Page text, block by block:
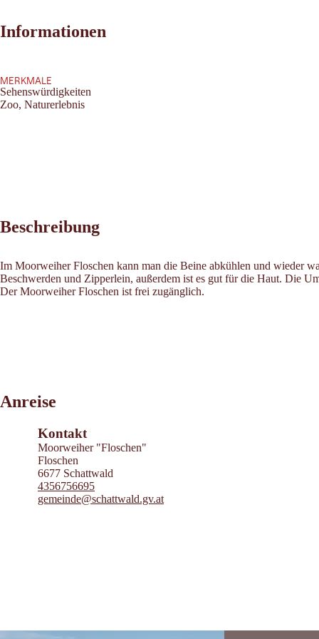
Informationen
MERKMALE
Sehenswürdigkeiten
Zoo, Naturerlebnis
Beschreibung
Im Moorweiher Floschen kann man die Beine abkühlen und wieder
Beschwerden und Zipperlein, außerdem ist es gut für die Haut. Die
Der Moorweiher Floschen ist frei zugänglich.
Anreise
Leaflet ©
OpenStreetMap contributors 2026
Kontakt
Moorweiher "Floschen"
Floschen
6677 Schattwald
4356756695
gemeinde@schattwald.gv.at